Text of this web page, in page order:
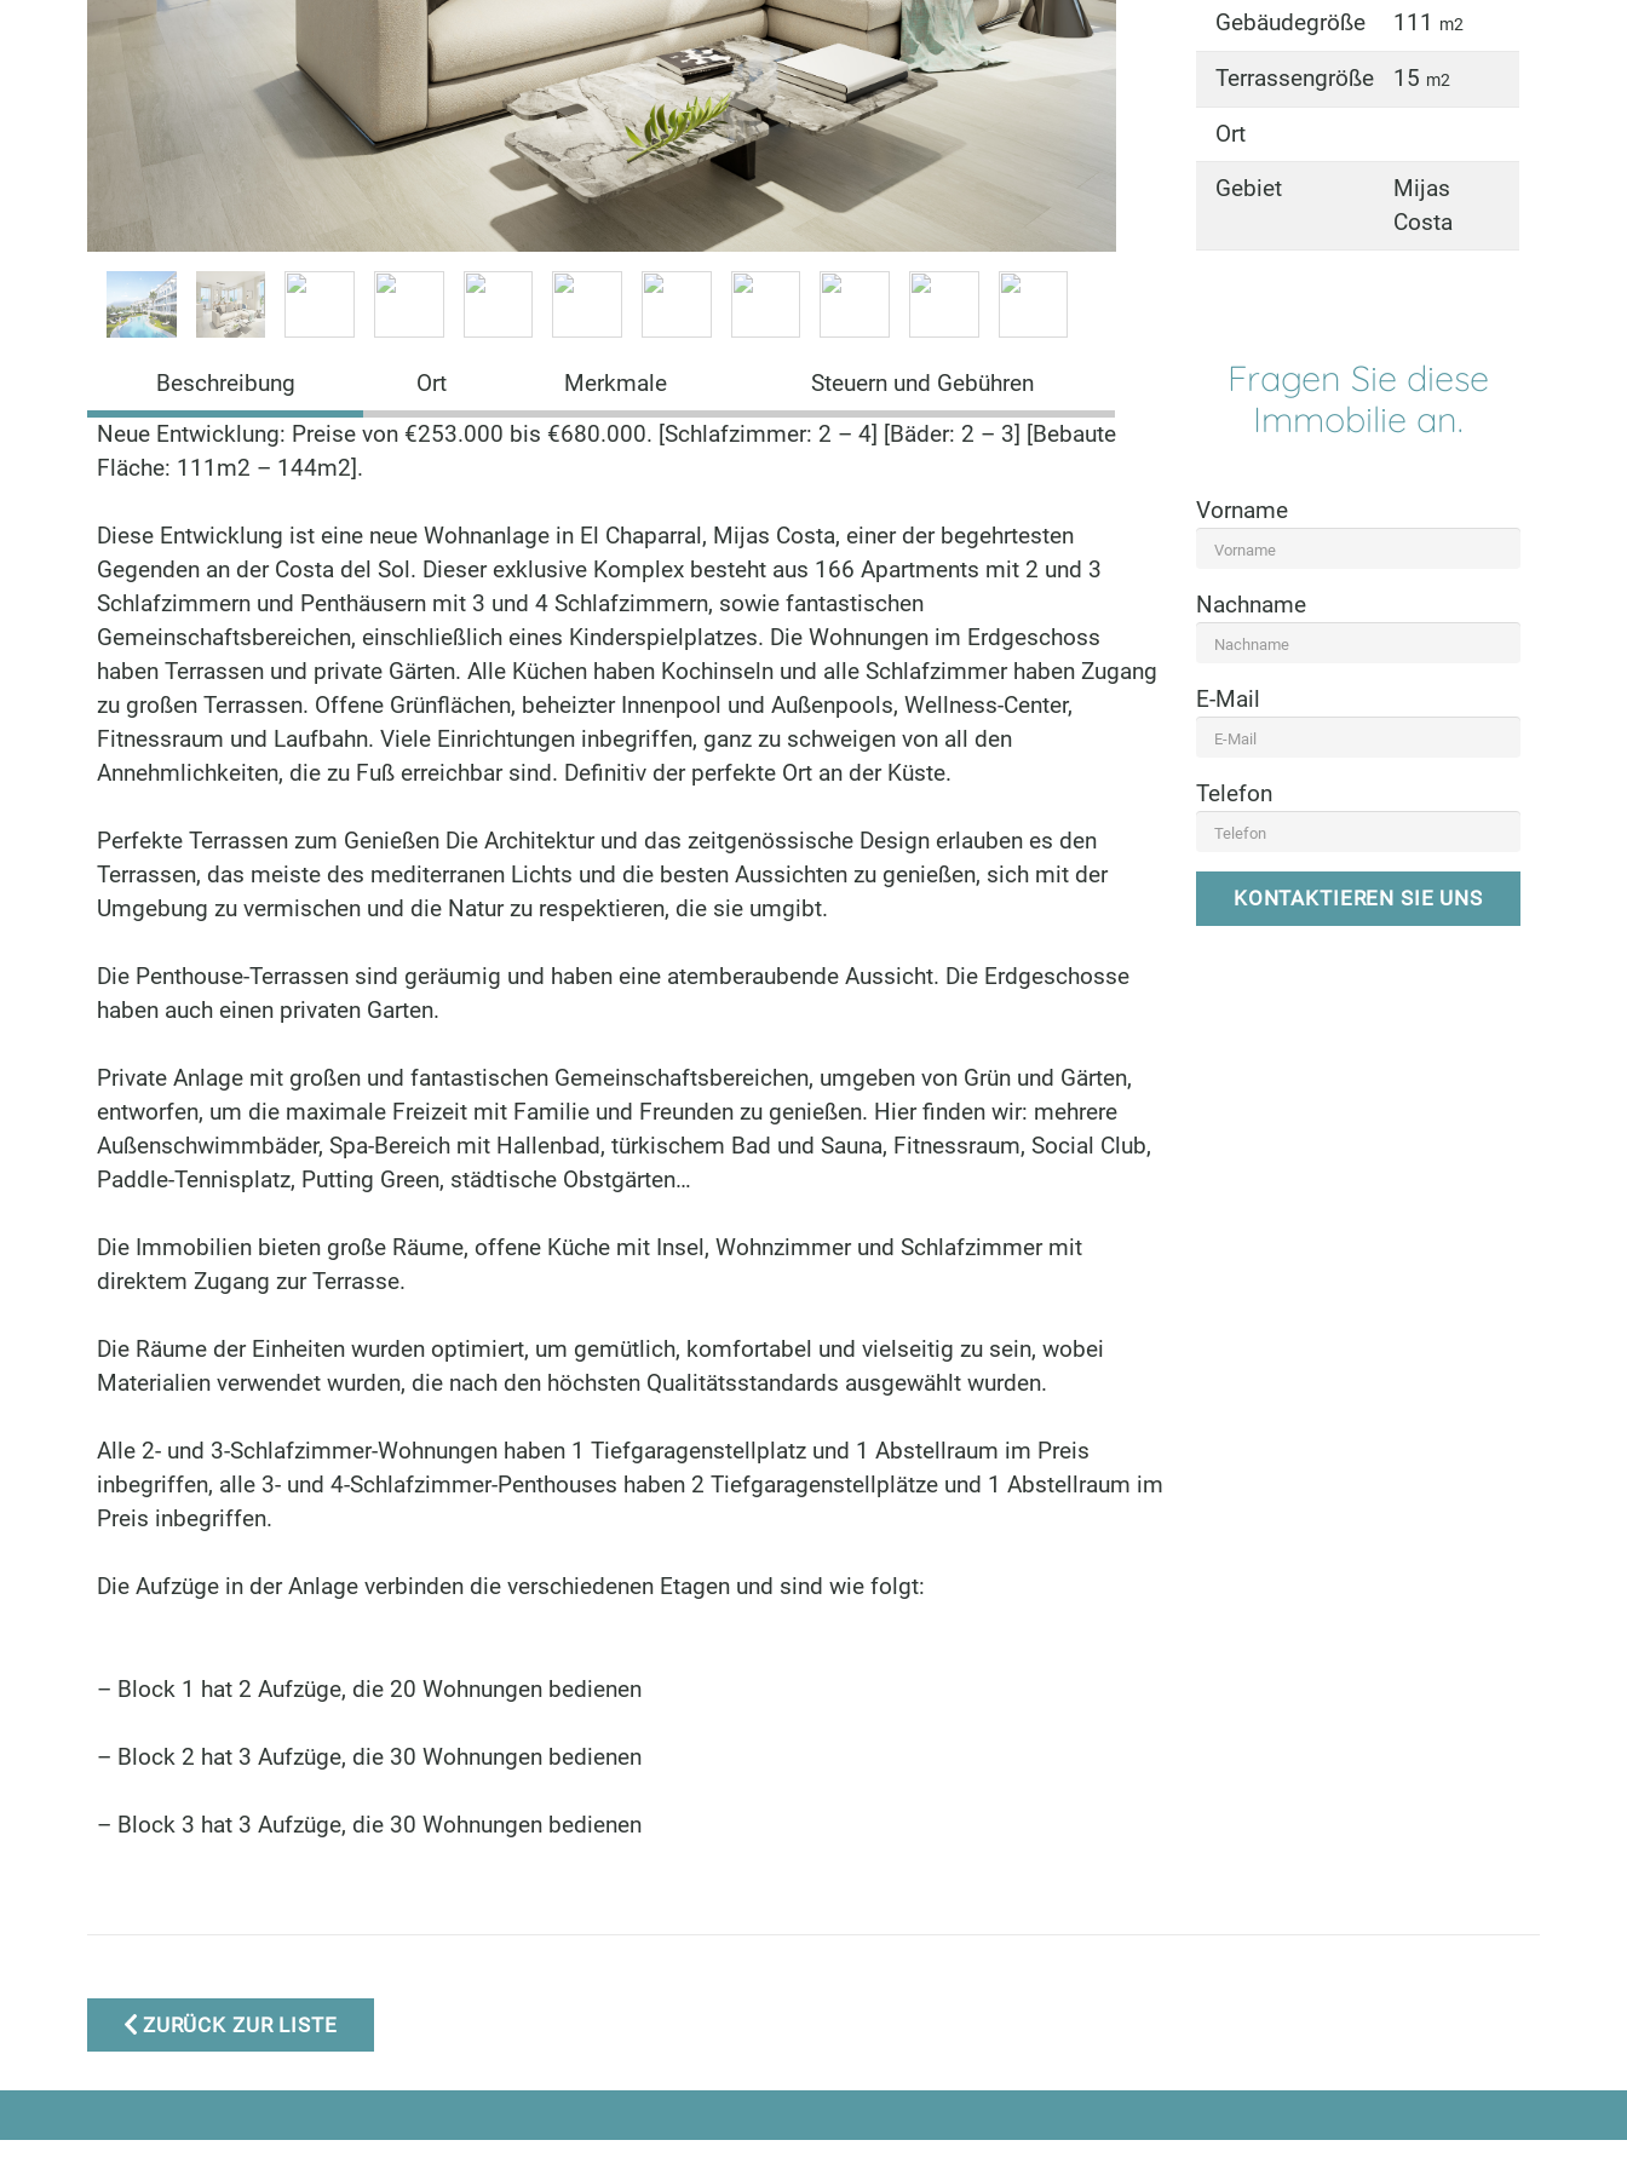
Gebäudegröße 111 m2
Terrassengröße 15 m2
Ort
Gebiet
Mijas
Costa
Beschreibung Ort Merkmale
Steuern und Gebühren
Neue Entwicklung: Preise von €253.000 bis €680.000. [Schlafzimmer: 2 – 4] [Bäder: 2 – 3] [Bebaute
Fläche: 111m2 – 144m2].
Diese Entwicklung ist eine neue Wohnanlage in El Chaparral, Mijas Costa, einer der begehrtesten
Gegenden an der Costa del Sol. Dieser exklusive Komplex besteht aus 166 Apartments mit 2 und 3
Schlafzimmern und Penthäusern mit 3 und 4 Schlafzimmern, sowie fantastischen
Gemeinschaftsbereichen, einschließlich eines Kinderspielplatzes. Die Wohnungen im Erdgeschoss
haben Terrassen und private Gärten. Alle Küchen haben Kochinseln und alle Schlafzimmer haben Zugang
zu großen Terrassen. Offene Grünflächen, beheizter Innenpool und Außenpools, Wellness-Center,
Fitnessraum und Laufbahn. Viele Einrichtungen inbegriffen, ganz zu schweigen von all den
Annehmlichkeiten, die zu Fuß erreichbar sind. Definitiv der perfekte Ort an der Küste.
Perfekte Terrassen zum Genießen Die Architektur und das zeitgenössische Design erlauben es den
Terrassen, das meiste des mediterranen Lichts und die besten Aussichten zu genießen, sich mit der
Umgebung zu vermischen und die Natur zu respektieren, die sie umgibt.
Die Penthouse-Terrassen sind geräumig und haben eine atemberaubende Aussicht. Die Erdgeschosse
haben auch einen privaten Garten.
Private Anlage mit großen und fantastischen Gemeinschaftsbereichen, umgeben von Grün und Gärten,
entworfen, um die maximale Freizeit mit Familie und Freunden zu genießen. Hier finden wir: mehrere
Außenschwimmbäder, Spa-Bereich mit Hallenbad, türkischem Bad und Sauna, Fitnessraum, Social Club,
Paddle-Tennisplatz, Putting Green, städtische Obstgärten…
Die Immobilien bieten große Räume, offene Küche mit Insel, Wohnzimmer und Schlafzimmer mit
direktem Zugang zur Terrasse.
Die Räume der Einheiten wurden optimiert, um gemütlich, komfortabel und vielseitig zu sein, wobei
Materialien verwendet wurden, die nach den höchsten Qualitätsstandards ausgewählt wurden.
Alle 2- und 3-Schlafzimmer-Wohnungen haben 1 Tiefgaragenstellplatz und 1 Abstellraum im Preis
inbegriffen, alle 3- und 4-Schlafzimmer-Penthouses haben 2 Tiefgaragenstellplätze und 1 Abstellraum im
Preis inbegriffen.
Die Aufzüge in der Anlage verbinden die verschiedenen Etagen und sind wie folgt:
– Block 1 hat 2 Aufzüge, die 20 Wohnungen bedienen
– Block 2 hat 3 Aufzüge, die 30 Wohnungen bedienen
– Block 3 hat 3 Aufzüge, die 30 Wohnungen bedienen
Fragen Sie diese
Immobilie an.
Vorname
Nachname
E-Mail
Telefon
KONTAKTIEREN SIE UNS
ZURÜCK ZUR LISTE
Phone: +34 951 566 092